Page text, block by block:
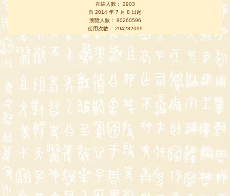
在線人數： 2903
自 2014 年 7 月 8 日起
瀏覽人數： 80260596
使用次數： 294282099